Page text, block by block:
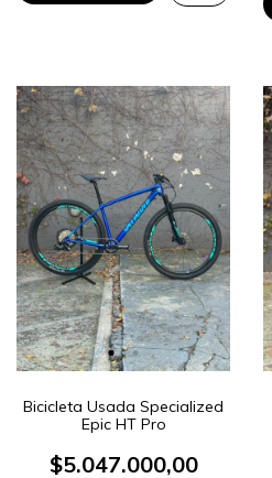
Bicicleta Usada Specialized
Epic HT Pro
$5.047.000,00